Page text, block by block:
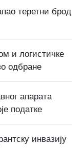
теретни брод
и логистичке
одбране
апарата
податке
инвазију